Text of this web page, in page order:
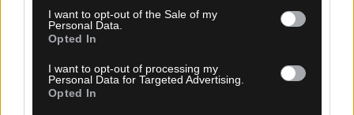
consent section.
I want to opt-out of the Sale of my
Personal Data.
Opted In
I want to opt-out of processing my
Personal Data for Targeted Advertising.
Opted In